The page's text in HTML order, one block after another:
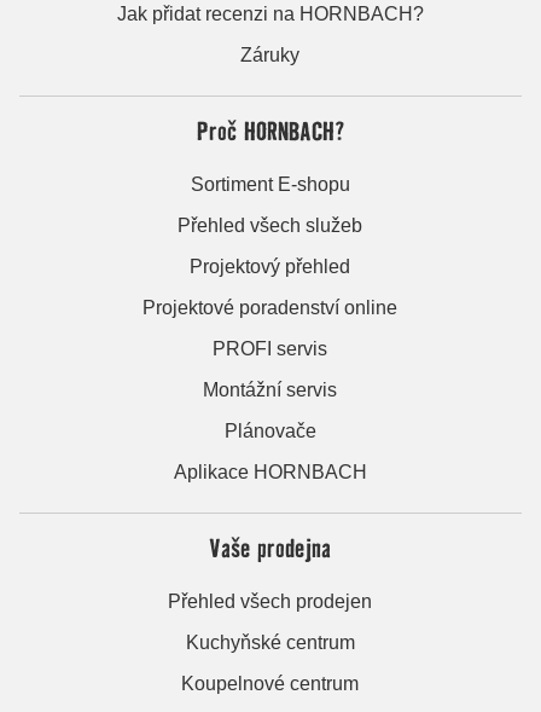
Jak přidat recenzi na HORNBACH?
Záruky
Proč HORNBACH?
Sortiment E-shopu
Přehled všech služeb
Projektový přehled
Projektové poradenství online
PROFI servis
Montážní servis
Plánovače
Aplikace HORNBACH
Vaše prodejna
Přehled všech prodejen
Kuchyňské centrum
Koupelnové centrum